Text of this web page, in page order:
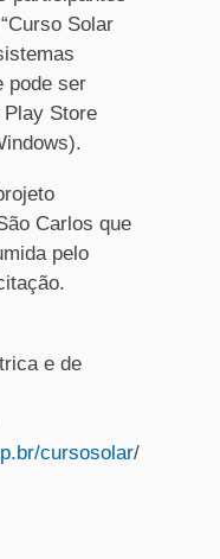
Solar
pode ser
Play Store
Carlos que
pelo
e de
cursosolar/